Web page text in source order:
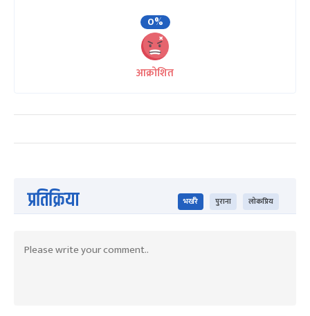
0%
आक्रोशित
प्रतिक्रिया भर्खरै पुराना लोकप्रिय